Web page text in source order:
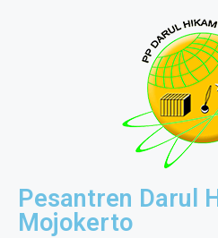
Pesantren Darul
Mojokerto